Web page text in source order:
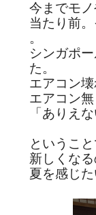
今までモ
当たり前
。
シンガポ
た。
エアコン
エアコン
「ありえ
というこ
新しくな
夏を感じ